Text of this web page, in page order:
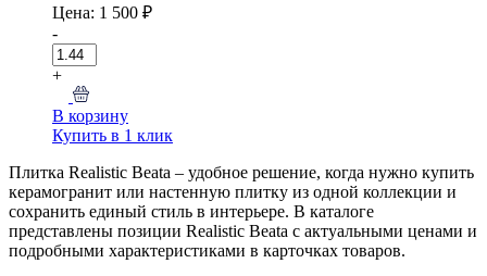
Цена: 1 500 ₽
-
+
В корзину
Купить в 1 клик
Плитка Realistic Beata – удобное решение, когда нужно купить
керамогранит или настенную плитку из одной коллекции и
сохранить единый стиль в интерьере. В каталоге
представлены позиции Realistic Beata с актуальными ценами и
подробными характеристиками в карточках товаров.